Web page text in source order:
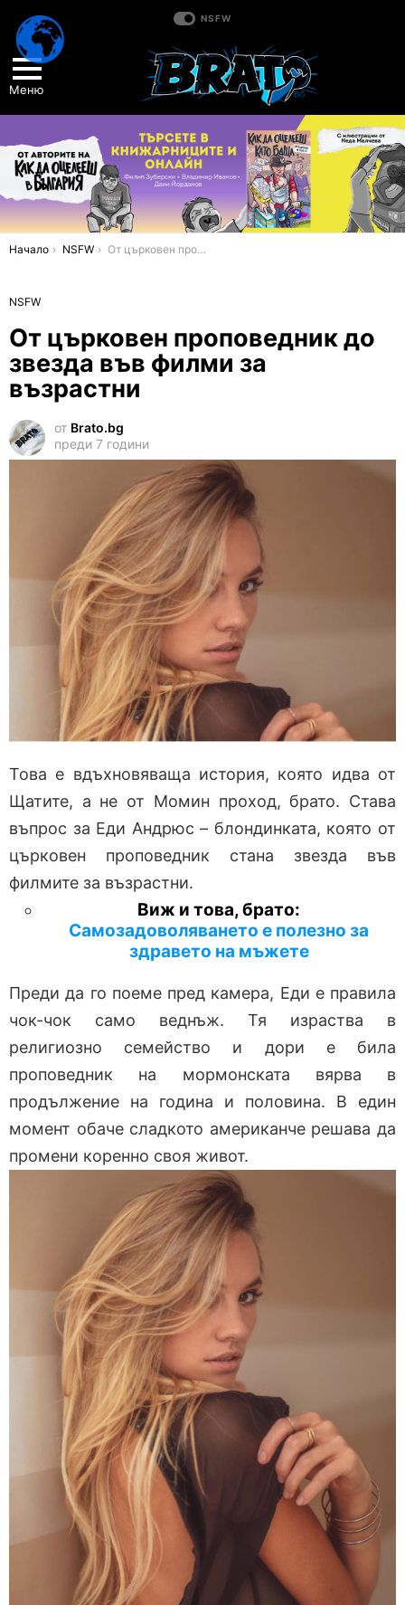
NSFW
Меню
You are here:
Начало NSFW От църковен проповедник до звезда във филми за възрастни
NSFW
От църковен проповедник до
звезда във филми за
възрастни
от Brato.bg
преди 7 години
Това е вдъхновяваща история, която идва от
Щатите, а не от Момин проход, брато. Става
въпрос за Еди Андрюс – блондинката, която от
църковен проповедник стана звезда във
филмите за възрастни.
Виж и това, брато:
Самозадоволяването е полезно за
здравето на мъжете
Преди да го поеме пред камера, Еди е правила
чок-чок само веднъж. Тя израства в
религиозно семейство и дори е била
проповедник на мормонската вярва в
продължение на година и половина. В един
момент обаче сладкото американче решава да
промени коренно своя живот.